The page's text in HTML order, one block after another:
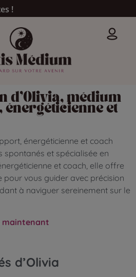
!
d’Olivia, médium
énergéticienne et
énergéticienne et coach
spontanés et spécialisée en
et coach, elle offre
pour vous guider avec précision
à naviguer sereinement sur le
maintenant
d’Olivia